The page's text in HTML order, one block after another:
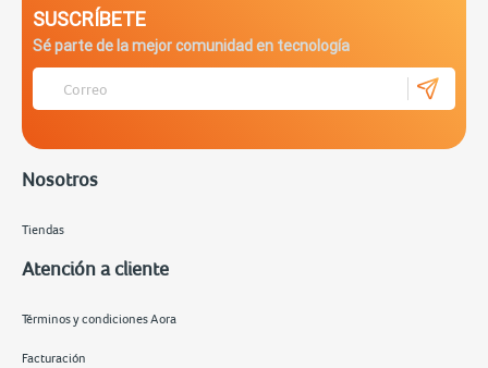
SUSCRÍBETE
Sé parte de la mejor comunidad en tecnología
Nosotros
Tiendas
Atención a cliente
Términos y condiciones Aora
Facturación